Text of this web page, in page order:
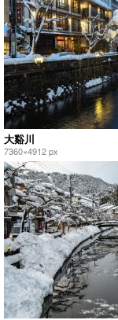
大谿川
7360×4912 px